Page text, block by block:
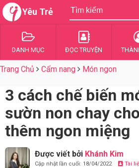
Yêu Trẻ
DANH MỤC ĐỌC TRUYỆN
Trang Chủ Cẩm nang Món ngon
3 cách chế biến
sườn non chay
thêm ngon miệng
Được viết bởi Khánh Kim
Cập nhật lần cuối: 18/04/2022 Tài